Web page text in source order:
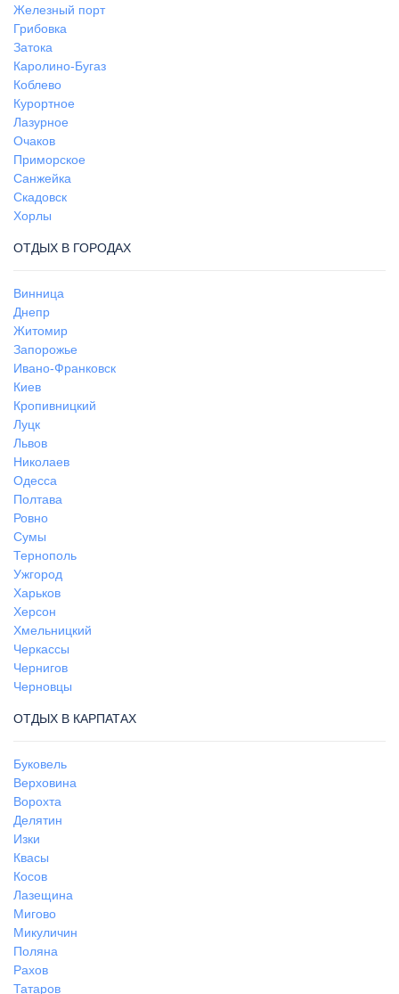
Железный порт
Грибовка
Затока
Каролино-Бугаз
Коблево
Курортное
Лазурное
Очаков
Приморское
Санжейка
Скадовск
Хорлы
ОТДЫХ В ГОРОДАХ
Винница
Днепр
Житомир
Запорожье
Ивано-Франковск
Киев
Кропивницкий
Луцк
Львов
Николаев
Одесса
Полтава
Ровно
Сумы
Тернополь
Ужгород
Харьков
Херсон
Хмельницкий
Черкассы
Чернигов
Черновцы
ОТДЫХ В КАРПАТАХ
Буковель
Верховина
Ворохта
Делятин
Изки
Квасы
Косов
Лазещина
Мигово
Микуличин
Поляна
Рахов
Татаров